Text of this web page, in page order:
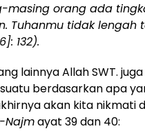
masing orang ada
Tuhanmu tidak
132).
lainnya Allah SWT.
berdasarkan apa
akan kita nikmati
Najmayat 39 dan 40: